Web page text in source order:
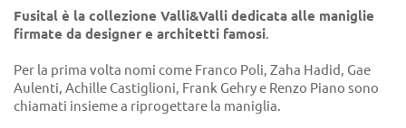
Fusital è la collezione Valli&Valli dedicata alle maniglie
firmate da designer e architetti famosi.
Per la prima volta nomi come Franco Poli, Zaha Hadid, Gae
Aulenti, Achille Castiglioni, Frank Gehry e Renzo Piano sono
chiamati insieme a riprogettare la maniglia.